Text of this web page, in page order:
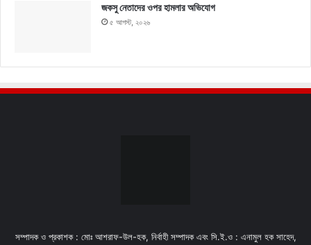
জকসু নেতাদের ওপর হামলার অভিযোগ
৫ আগস্ট, ২০২৬
সম্পাদক ও প্রকাশক : মোঃ আশরাফ-উল-হক, নির্বাহী সম্পাদক এবং সি.ই.ও : এনামুল হক সাহেদ,